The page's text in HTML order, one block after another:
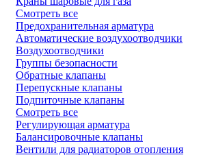
Смотреть все
Предохранительная арматура
Автоматические воздухоотводчики
Воздухоотводчики
Группы безопасности
Обратные клапаны
Перепускные клапаны
Подпиточные клапаны
Смотреть все
Регулирующая арматура
Балансировочные клапаны
Вентили для радиаторов отопления